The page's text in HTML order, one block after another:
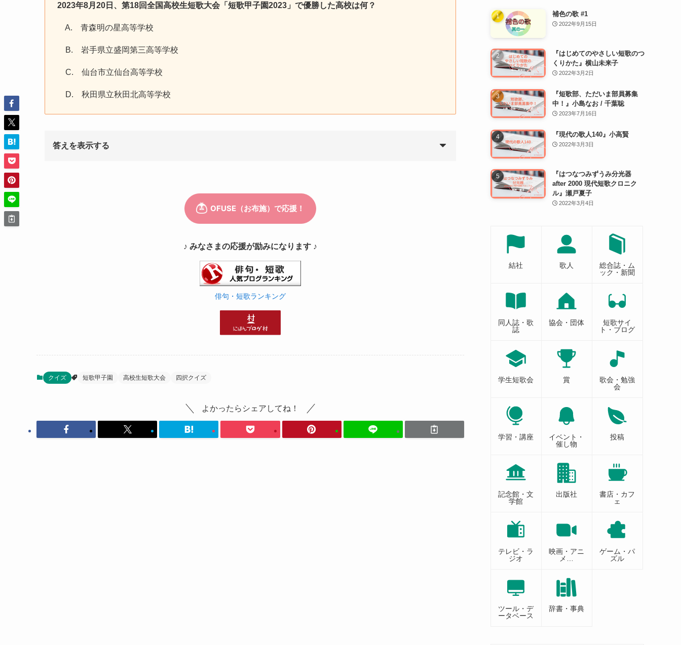
2023年8月20日、第18回全国高校生短歌大会「短歌甲子園2023」で優勝した高校は何？
A. 青森明の星高等学校
B. 岩手県立盛岡第三高等学校
C. 仙台市立仙台高等学校
D. 秋田県立秋田北高等学校
答えを表示する
♪ みなさまの応援が励みになります ♪
俳句・短歌ランキング
クイズ 短歌甲子園 高校生短歌大会 四択クイズ
よかったらシェアしてね！
補色の歌 #1
2022年9月15日
『はじめてのやさしい短歌のつ
くりかた』横山未来子
2022年3月2日
『短歌部、ただいま部員募集
中！』小島なお / 千葉聡
2023年7月16日
『現代の歌人140』小高賢
2022年3月3日
『はつなつみずうみ分光器
after 2000 現代短歌クロニク
ル』瀬戸夏子
2022年3月4日
結社 歌人
総合誌・ム
ック・新聞
同人誌・歌
誌
協会・団体
短歌サイ
ト・ブログ
学生短歌会 賞
歌会・勉強
会
学習・講座
イベント・
催し物
投稿
記念館・文
学館
出版社
書店・カフ
ェ
テレビ・ラ
ジオ
映画・アニ
メ…
ゲーム・パ
ズル
ツール・デ
ータベース
辞書・事典